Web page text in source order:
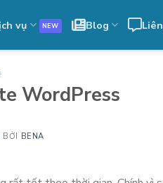
vụ Blog
WordPress
BỞI BENA